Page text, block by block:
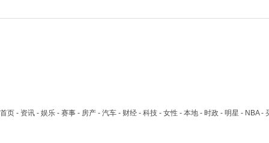
首页 - 资讯 - 娱乐 - 赛事 - 房产 - 汽车 - 财经 - 科技 - 女性 - 本地 - 时政 - 明星 - NBA